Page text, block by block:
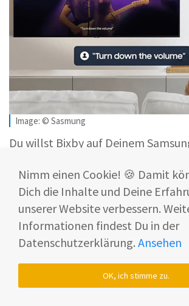
Image: © Sasmung
Du willst Bixby auf Deinem
Du kannst die
ausschalten, um zu verhindern,
Sprachassistent
Du kannst Bixby komplett
Wie das geht, klären wir
Nimm einen Cookie! 🍪 Damit
Dich die Inhalte und Deine
unserer Website verbessern.
Informationen findest Du in der
Datenschutzerklärung. Ansehen
OK, ich stimme zu.